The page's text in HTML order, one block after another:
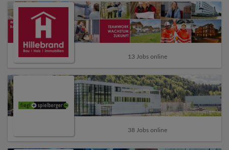
13 Jobs online
38 Jobs online